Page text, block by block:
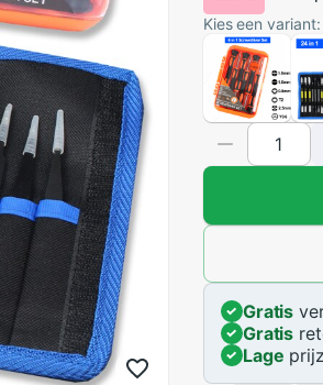
Kies een variant:
Gratis
Gratis
Lage